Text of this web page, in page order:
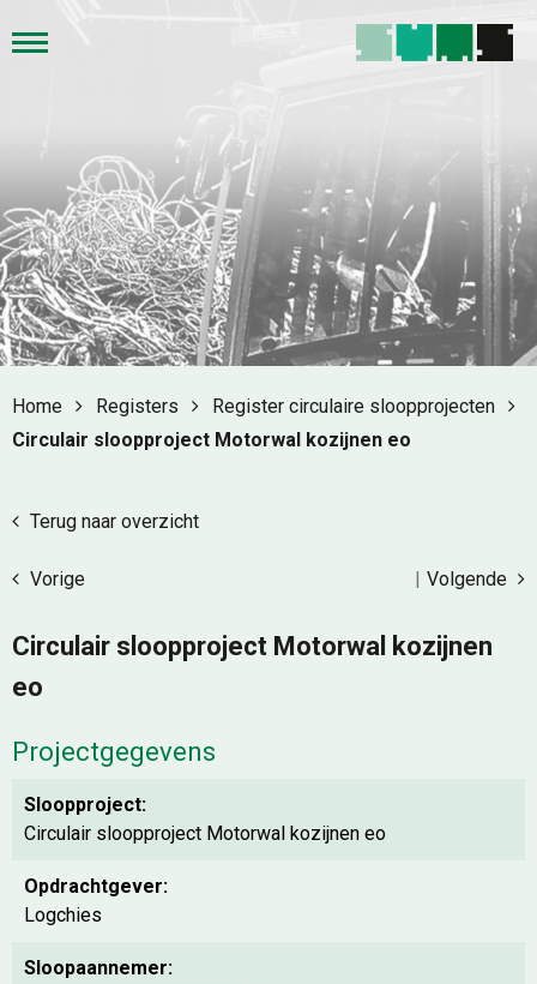
Home Registers
Register circulaire sloopprojecten
Circulair sloopproject Motorwal kozijnen eo
Terug naar overzicht
Volgende
|
Vorige
Circulair sloopproject Motorwal kozijnen
eo
Projectgegevens
Sloopproject:
Circulair sloopproject Motorwal kozijnen eo
Opdrachtgever:
Logchies
Sloopaannemer: